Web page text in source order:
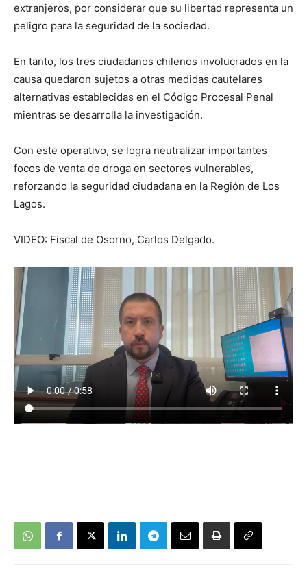
extranjeros, por considerar que su libertad representa un
peligro para la seguridad de la sociedad.
En tanto, los tres ciudadanos chilenos involucrados en la
causa quedaron sujetos a otras medidas cautelares
alternativas establecidas en el Código Procesal Penal
mientras se desarrolla la investigación.
Con este operativo, se logra neutralizar importantes
focos de venta de droga en sectores vulnerables,
reforzando la seguridad ciudadana en la Región de Los
Lagos.
VIDEO: Fiscal de Osorno, Carlos Delgado.